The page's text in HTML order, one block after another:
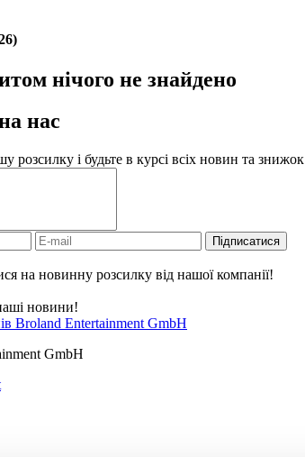
нічого не знайдено
нас
розсилку і будьте в курсі всіх новин та знижок
Підписатися
на новинну розсилку від нашої компанії!
новини!
GmbH